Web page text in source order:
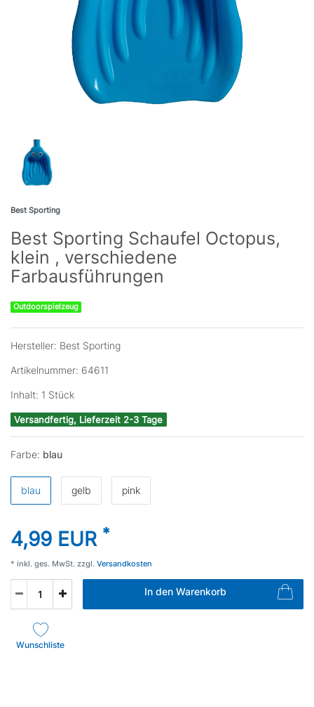
Best Sporting
Best Sporting Schaufel Octopus,
klein , verschiedene
Farbausführungen
Outdoorspielzeug
Hersteller: Best Sporting
Artikelnummer: 64611
Inhalt: 1 Stück
Versandfertig, Lieferzeit 2-3 Tage
Farbe: blau
blau gelb pink
4,99 EUR *
* inkl. ges. MwSt. zzgl. Versandkosten
In den Warenkorb
Wunschliste